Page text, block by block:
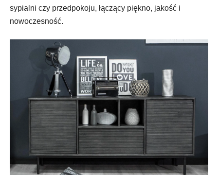
sypialni czy przedpokoju, łączący piękno, jakość i
nowoczesność.